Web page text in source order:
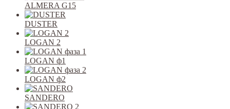
ALMERA G15
DUSTER
LOGAN 2
LOGAN ф1
LOGAN ф2
SANDERO